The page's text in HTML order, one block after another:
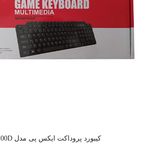
کیبورد پروداکت ایکس پی مدل XP-8200D